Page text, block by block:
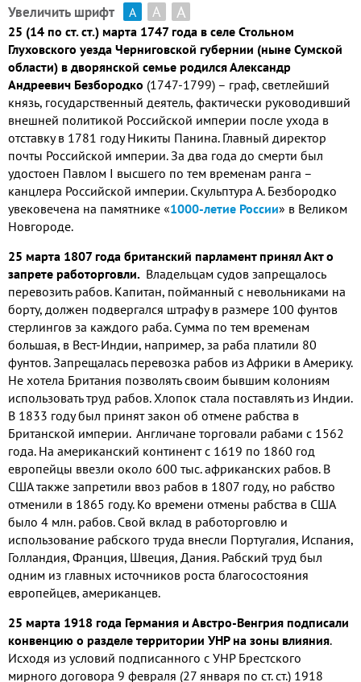
Увеличить шрифт А А А
25 (14 по ст. ст.) марта 1747 года в селе Стольном
Глуховского уезда Черниговской губернии (ныне Сумской
области) в дворянской семье родился Александр
Андреевич Безбородко (1747-1799) – граф, светлейший
князь, государственный деятель, фактически руководивший
внешней политикой Российской империи после ухода в
отставку в 1781 году Никиты Панина. Главный директор
почты Российской империи. За два года до смерти был
удостоен Павлом I высшего по тем временам ранга –
канцлера Российской империи. Скульптура А. Безбородко
увековечена на памятнике «1000-летие России» в Великом
Новгороде.
25 марта 1807 года британский парламент принял Акт о
запрете работорговли. Владельцам судов запрещалось
перевозить рабов. Капитан, пойманный с невольниками на
борту, должен подвергался штрафу в размере 100 фунтов
стерлингов за каждого раба. Сумма по тем временам
большая, в Вест-Индии, например, за раба платили 80
фунтов. Запрещалась перевозка рабов из Африки в Америку.
Не хотела Британия позволять своим бывшим колониям
использовать труд рабов. Хлопок стала поставлять из Индии.
В 1833 году был принят закон об отмене рабства в
Британской империи. Англичане торговали рабами с 1562
года. На американский континент с 1619 по 1860 год
европейцы ввезли около 600 тыс. африканских рабов. В
США также запретили ввоз рабов в 1807 году, но рабство
отменили в 1865 году. Ко времени отмены рабства в США
было 4 млн. рабов. Свой вклад в работорговлю и
использование рабского труда внесли Португалия, Испания,
Голландия, Франция, Швеция, Дания. Рабский труд был
одним из главных источников роста благосостояния
европейцев, американцев.
25 марта 1918 года Германия и Австро-Венгрия подписали
конвенцию о разделе территории УНР на зоны влияния.
Исходя из условий подписанного с УНР Брестского
мирного договора 9 февраля (27 января по ст. ст.) 1918